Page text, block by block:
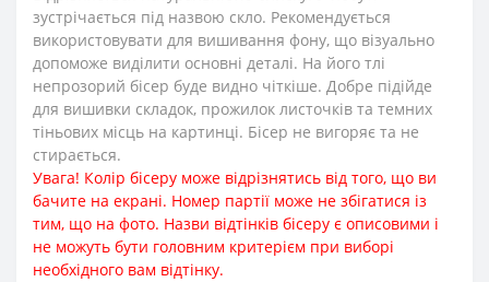
зустрічається під назвою скло. Рекомендується
використовувати для вишивання фону, що візуально
допоможе виділити основні деталі. На його тлі
непрозорий бісер буде видно чіткіше. Добре підійде
для вишивки складок, прожилок листочків та темних
тіньових місць на картинці. Бісер не вигоряє та не
стирається.
Увага! Колір бісеру може відрізнятись від того, що ви
бачите на екрані. Номер партії може не збігатися із
тим, що на фото. Назви відтінків бісеру є описовими і
не можуть бути головним критерієм при виборі
необхідного вам відтінку.